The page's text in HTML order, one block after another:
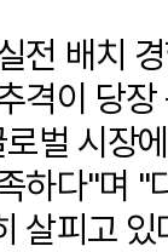
전 배치
격이 당
벌 시장
하다"며 "
살피고